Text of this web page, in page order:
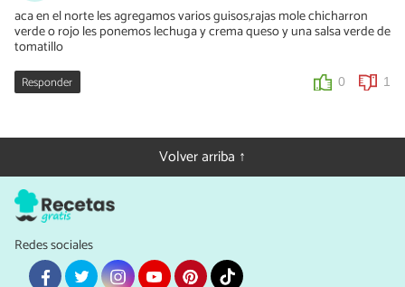
aca en el norte les agregamos varios guisos,rajas mole chicharron
verde o rojo les ponemos lechuga y crema queso y una salsa verde de
tomatillo
Responder 0 1
Volver arriba ↑
Redes sociales